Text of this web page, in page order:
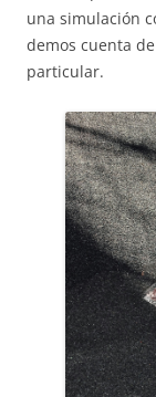
una simulación
demos cuenta
particular.